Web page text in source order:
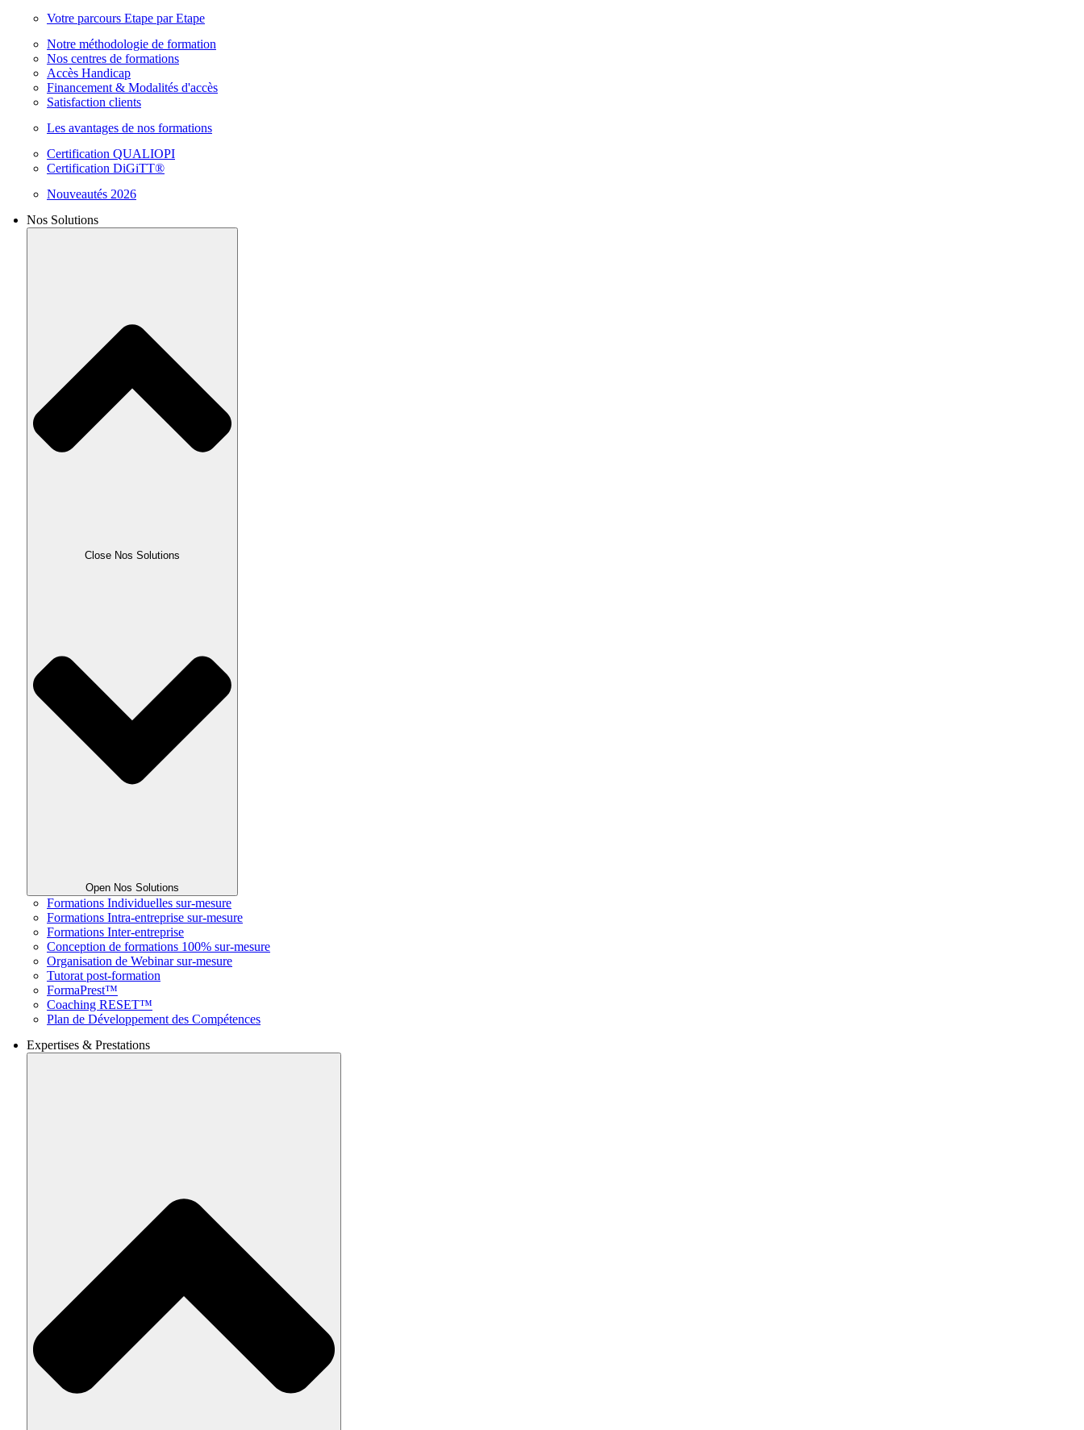
Votre parcours Etape par Etape
Notre méthodologie de formation
Nos centres de formations
Accès Handicap
Financement & Modalités d'accès
Satisfaction clients
Les avantages de nos formations
Certification QUALIOPI
Certification DiGiTT®
Nouveautés 2026
Nos Solutions
Close Nos Solutions
Open Nos Solutions
Formations Individuelles sur-mesure
Formations Intra-entreprise sur-mesure
Formations Inter-entreprise
Conception de formations 100% sur-mesure
Organisation de Webinar sur-mesure
Tutorat post-formation
FormaPrest™
Coaching RESET™
Plan de Développement des Compétences
Expertises & Prestations